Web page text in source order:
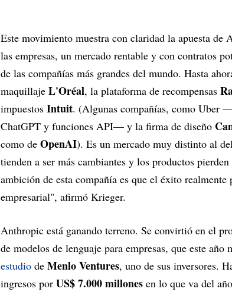
Este movimiento muestra con claridad la apuesta
las empresas, un mercado rentable y con contratos
de las compañías más grandes del mundo. Hasta
maquillaje L'Oréal, la plataforma de recompensas
impuestos Intuit. (Algunas compañías, como Uber
ChatGPT y funciones API— y la firma de diseño
como de OpenAI). Es un mercado muy distinto al
tienden a ser más cambiantes y los productos
ambición de esta compañía es que el éxito
empresarial", afirmó Krieger.
Anthropic está ganando terreno. Se convirtió en el
de modelos de lenguaje para empresas, que este año
estudio de Menlo Ventures, uno de sus inversores.
ingresos por US$ 7.000 millones en lo que va del